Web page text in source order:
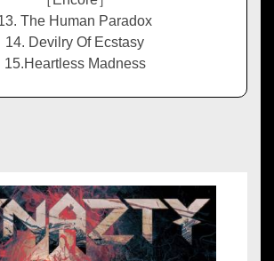
The Human Paradox
14. Devilry Of Ecstasy
15.Heartless Madness